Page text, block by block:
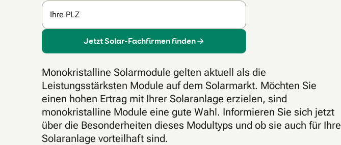
Ihre PLZ
Jetzt Solar-Fachfirmen finden
Monokristalline Solarmodule gelten aktuell als die
Leistungsstärksten Module auf dem Solarmarkt. Möchten Sie
einen hohen Ertrag mit Ihrer Solaranlage erzielen, sind
monokristalline Module eine gute Wahl. Informieren Sie sich jetzt
über die Besonderheiten dieses Modultyps und ob sie auch für Ihre
Solaranlage vorteilhaft sind.